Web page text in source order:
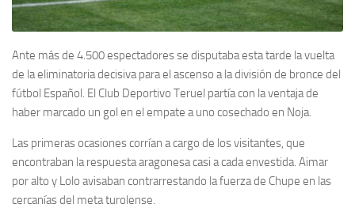
Ante más de 4.500 espectadores se disputaba esta tarde la vuelta
de la eliminatoria decisiva para el ascenso a la división de bronce del
fútbol Español. El Club Deportivo Teruel partía con la ventaja de
haber marcado un gol en el empate a uno cosechado en Noja.
Las primeras ocasiones corrían a cargo de los visitantes, que
encontraban la respuesta aragonesa casi a cada envestida. Aimar
por alto y Lolo avisaban contrarrestando la fuerza de Chupe en las
cercanías del meta turolense.